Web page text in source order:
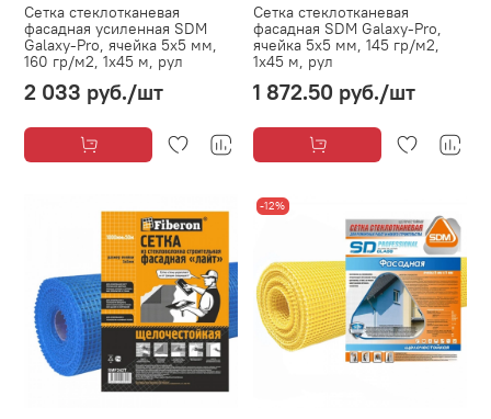
Сетка стеклотканевая
фасадная усиленная SDM
Galaxy-Pro, ячейка 5х5 мм,
160 гр/м2, 1х45 м, рул
2 033 руб./шт
Сетка стеклотканевая
фасадная SDM Galaxy-Pro,
ячейка 5х5 мм, 145 гр/м2,
1х45 м, рул
1 872.50 руб./шт
-12%